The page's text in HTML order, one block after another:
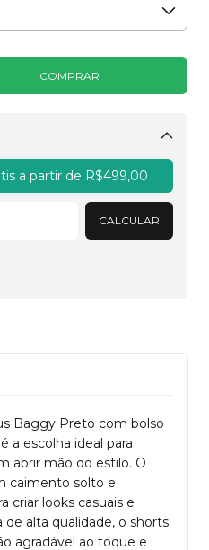
Alterar CEP
a partir de R$499,00
CALCULAR
Baggy Preto com bolso
a escolha ideal para
abrir mão do estilo. O
caimento solto e
criar looks casuais e
alta qualidade, o shorts
agradável ao toque e